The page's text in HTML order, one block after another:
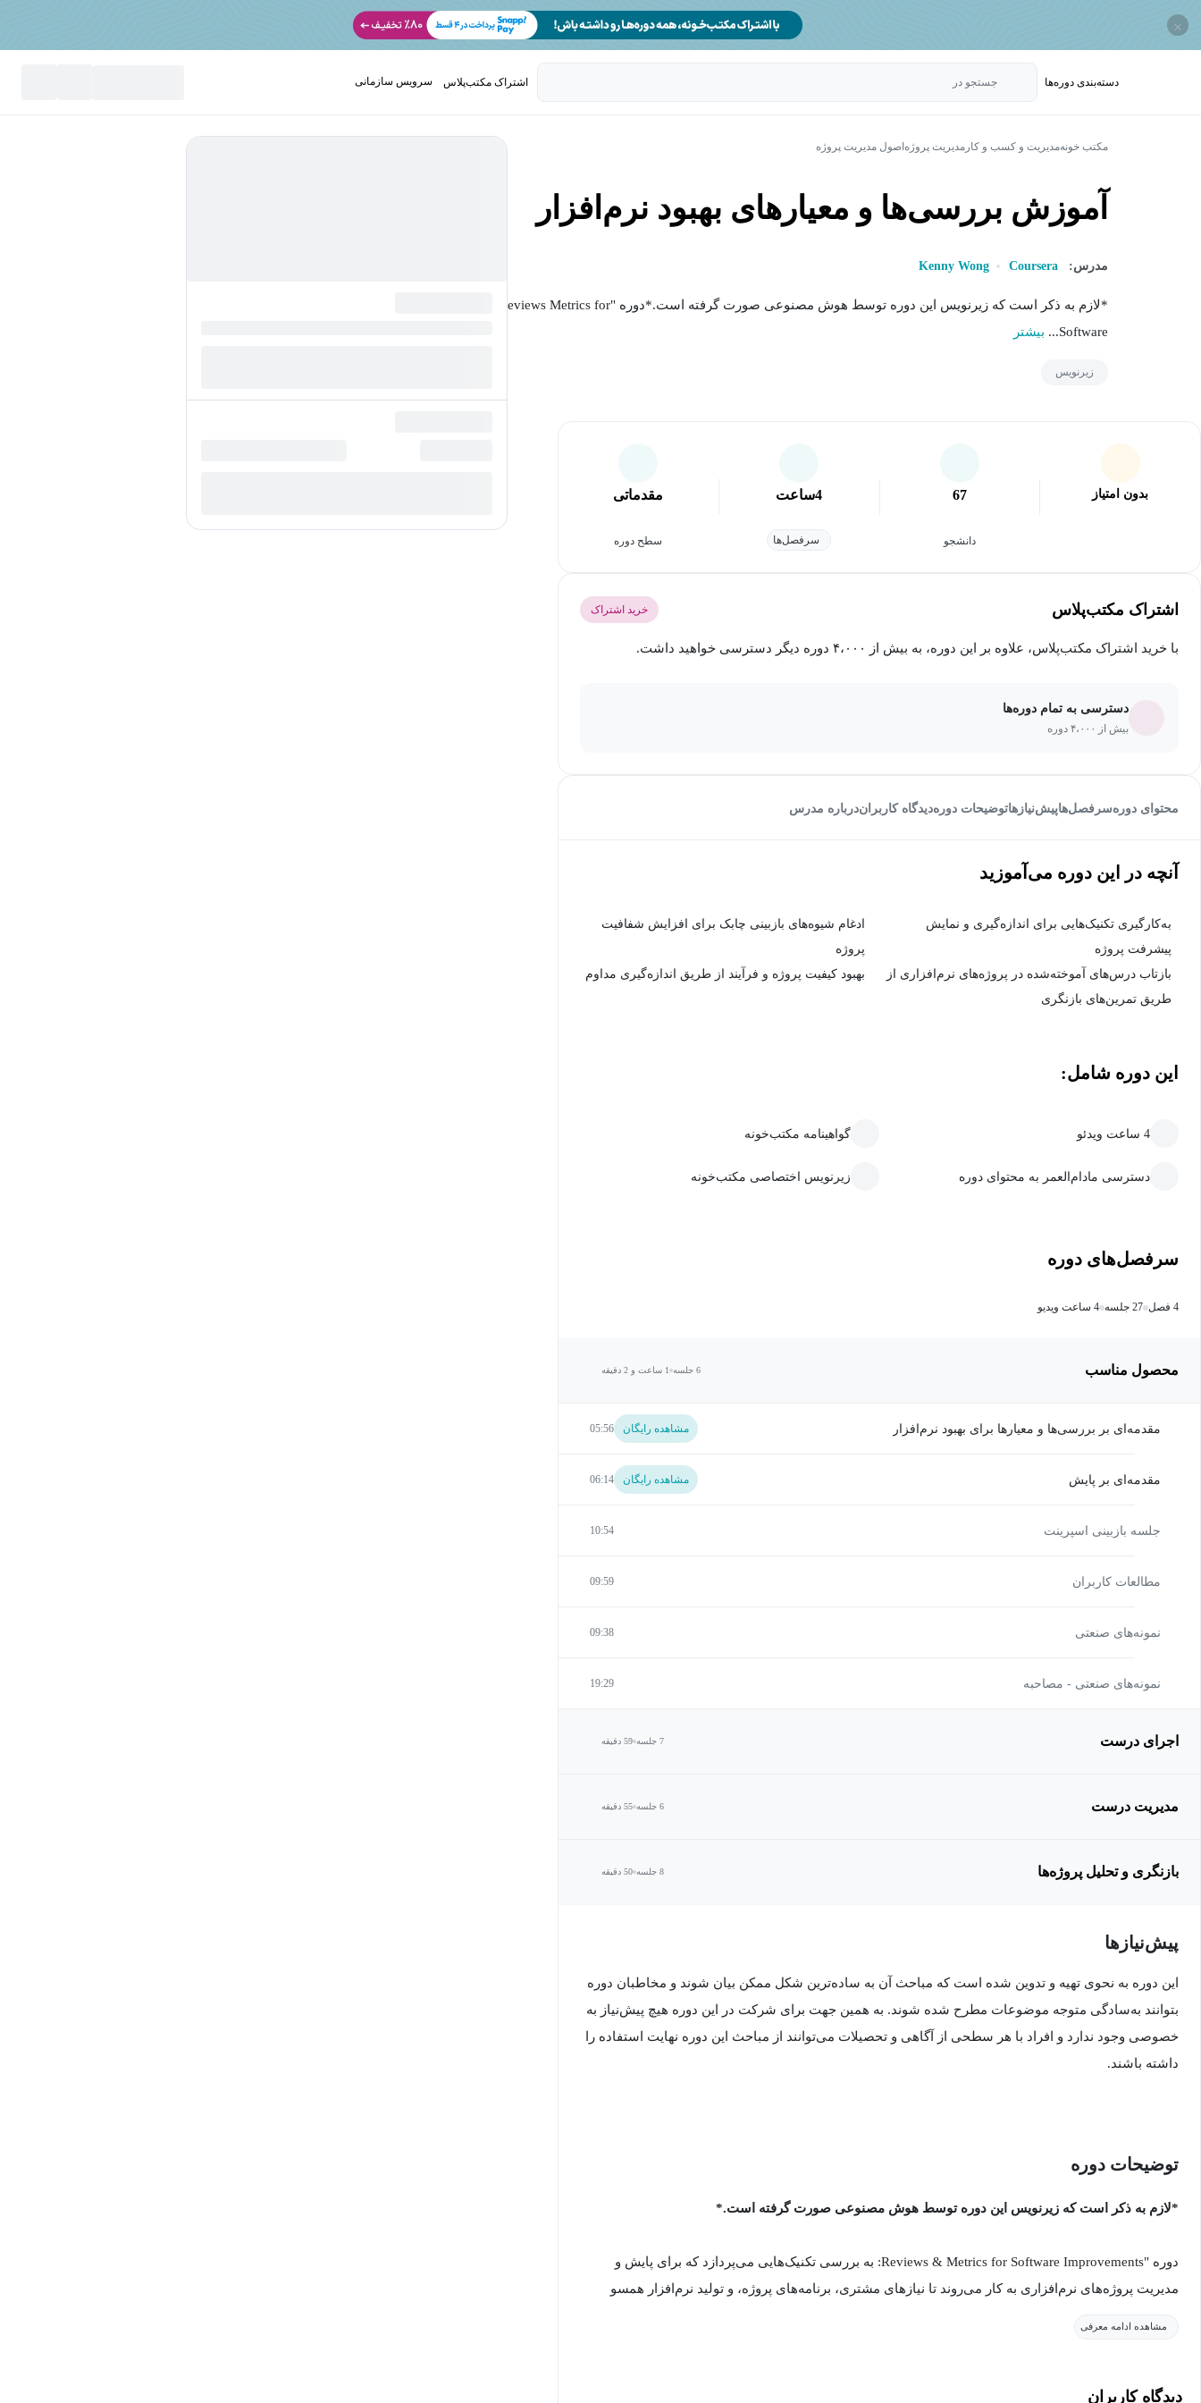
×
دسته‌بندی‌ دوره‌ها جستجو در اشتراک مکتب‌پلاس سرویس سازمانی
مکتب خونهمدیریت و کسب و کار مدیریت پروژه اصول مدیریت پروژه
آموزش بررسی‌ها و معیارهای بهبود نرم‌افزار
مدرس: Coursera
Kenny Wong
*لازم به ذکر است که زیرنویس این دوره توسط هوش مصنوعی صورت گرفته است.*دوره "Reviews Metrics for
Software...
بیشتر
زیرنویس
بدون امتیاز 67
دانشجو
4ساعت
سرفصل‌ها
مقدماتی
سطح دوره
اشتراک مکتب‌پلاس خرید اشتراک
با خرید اشتراک مکتب‌پلاس، علاوه بر این دوره، به بیش از ۴،۰۰۰ دوره دیگر دسترسی خواهید داشت.
دسترسی به تمام دوره‌ها
بیش از ۴،۰۰۰ دوره
محتوای دورهسرفصل‌هاپیش‌نیاز‌هاتوضیحات دورهدیدگاه کاربراندرباره مدرس
آنچه در این دوره می‌آموزید
به‌کارگیری تکنیک‌هایی برای اندازه‌گیری و نمایش
پیشرفت پروژه
ادغام شیوه‌های بازبینی چابک برای افزایش شفافیت
پروژه
بازتاب درس‌های آموخته‌شده در پروژه‌های نرم‌افزاری از
طریق تمرین‌های بازنگری
بهبود کیفیت پروژه و فرآیند از طریق اندازه‌گیری مداوم
این دوره شامل:
4 ساعت ویدئو گواهینامه مکتب‌خونه
دسترسی مادام‌العمر به محتوای دوره زیرنویس اختصاصی مکتب‌خونه
سرفصل‌های دوره
4 فصل 27 جلسه 4 ساعت ویدیو
محصول مناسب 6 جلسه 1 ساعت و 2 دقیقه
مقدمه‌ای بر بررسی‌ها و معیارها برای بهبود نرم‌افزار مشاهده رایگان 05:56
مقدمه‌ای بر پایش مشاهده رایگان 06:14
جلسه بازبینی اسپرینت 10:54
مطالعات کاربران 09:59
نمونه‌های صنعتی 09:38
نمونه‌های صنعتی - مصاحبه 19:29
اجرای درست 7 جلسه 59 دقیقه
مدیریت درست 6 جلسه 55 دقیقه
بازنگری و تحلیل پروژه‌ها 8 جلسه 50 دقیقه
پیش‌نیاز‌ها
این دوره به نحوی تهیه و تدوین شده است که مباحث آن به ساده‌ترین شکل ممکن بیان شوند و مخاطبان دوره
بتوانند به‌سادگی متوجه موضوعات مطرح شده شوند. به همین جهت برای شرکت در این دوره هیچ پیش‌نیاز به
خصوصی وجود ندارد و افراد با هر سطحی از آگاهی و تحصیلات می‌توانند از مباحث این دوره نهایت استفاده را
داشته باشند.
توضیحات دوره
*لازم به ذکر است که زیرنویس این دوره توسط هوش مصنوعی صورت گرفته است.*
دوره "Reviews & Metrics for Software Improvements: به بررسی تکنیک‌هایی می‌پردازد که برای پایش و
مدیریت پروژه‌های نرم‌افزاری به کار می‌روند تا نیازهای مشتری، برنامه‌های پروژه، و تولید نرم‌افزار همسو
مشاهده ادامه معرفی
دیدگاه کاربران